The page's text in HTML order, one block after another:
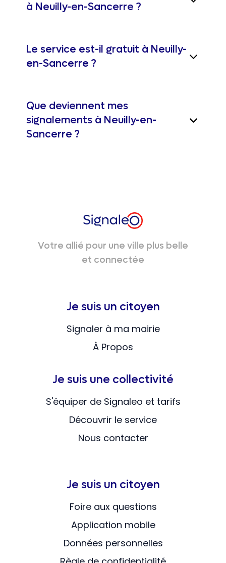
à Neuilly-en-Sancerre ?
Le service est-il gratuit à Neuilly-
en-Sancerre ?
Que deviennent mes
signalements à Neuilly-en-
Sancerre ?
Votre allié pour une ville plus belle
et connectée
Je suis un citoyen
Signaler à ma mairie
À Propos
Je suis une collectivité
S'équiper de Signaleo et tarifs
Découvrir le service
Nous contacter
Je suis un citoyen
Foire aux questions
Application mobile
Données personnelles